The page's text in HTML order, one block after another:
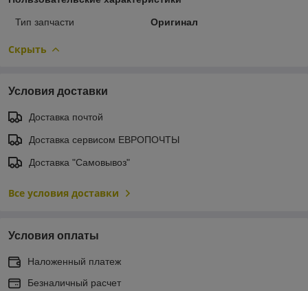
Тип запчасти Оригинал
Скрыть
Условия доставки
Доставка почтой
Доставка сервисом ЕВРОПОЧТЫ
Доставка "Самовывоз"
Все условия доставки
Условия оплаты
Наложенный платеж
Безналичный расчет